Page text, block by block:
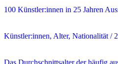
100 Künstler:innen in 25 Jahren
Künstler:innen, Alter, Nationalität /
Das Durchschnittsalter der häufig